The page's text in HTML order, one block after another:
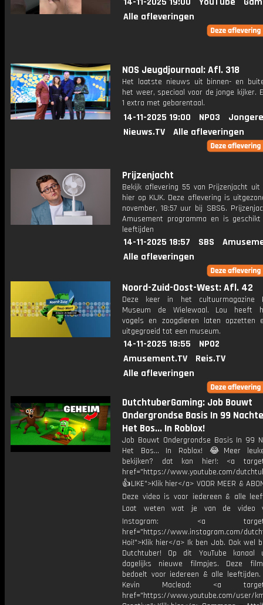
Alle afleveringen
NOS Jeugdjournaal: Afl. 318
Het laatste nieuws uit binnen- en
het weer, speciaal voor de jonge kijker.
1 extra met gebarentaal.
14-11-2025 19:00 NPO3
Nieuws.TV
Alle afleveringen
Prijzenjacht
Bekijk aflevering 55 van Prijzenjacht uit
hier op KIJK. Deze aflevering is
november, 18:57 uur bij SBS6.
Amusement programma en is
leeftijden
14-11-2025 18:57 SBS
Alle afleveringen
Noord-Zuid-Oost-West: Afl. 42
Deze keer in het cultuurmagazine
Museum de Wielewaal. Lou heeft
vogels en zoogdieren laten opzetten
uitgegroeid tot een museum.
14-11-2025 18:55
NPO2
Amusement.TV
Reis.TV
Alle afleveringen
DutchtuberGaming: Job Bouwt
Ondergrondse Basis In 99
Het Bos... In Roblox!
Job Bouwt Ondergrondse Basis In 99
Het Bos... In Roblox! 😂Meer
bekijken? dat kan hier!: <a
href="https://www.youtube.com/
👍LIKE">Klik hier</a> VOOR MEER &
Deze video is voor iedereen & alle
Laat weten wat je van de video
Instagram: <a
href="https://www.instagram.com/
Hoi!">Klik hier</a> Ik ben Job. Ook wel
Dutchtuber! Op dit YouTube kanaal
dagelijks nieuwe filmpjes. Deze
bedoelt voor iedereen & alle
Kevin Macleod: <a
href="https://www.youtube.com/user/